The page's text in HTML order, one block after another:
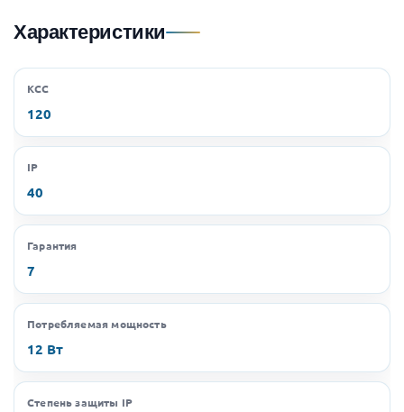
Характеристики
КСС
120
IP
40
Гарантия
7
Потребляемая мощность
12 Вт
Степень защиты IP